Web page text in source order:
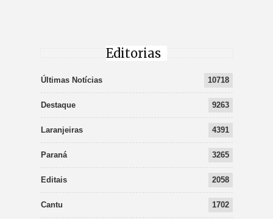
Editorias
Últimas Notícias 10718
Destaque 9263
Laranjeiras 4391
Paraná 3265
Editais 2058
Cantu 1702